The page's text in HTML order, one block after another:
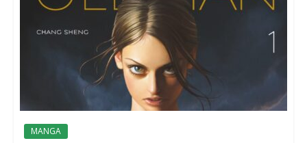
MANGA